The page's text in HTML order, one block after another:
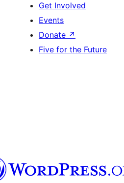
Get Involved
Events
Donate ↗
Five for the Future